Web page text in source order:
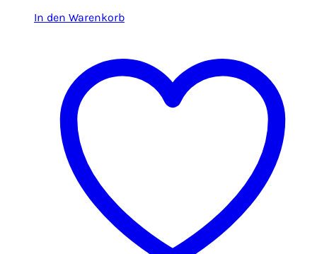
In den Warenkorb